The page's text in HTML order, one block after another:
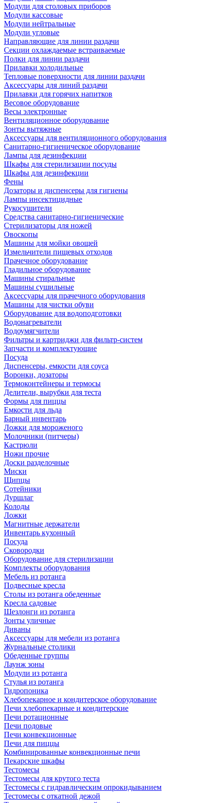
Модули для столовых приборов
Модули кассовые
Модули нейтральные
Модули угловые
Направляющие для линии раздачи
Секции охлаждаемые встраиваемые
Полки для линии раздачи
Прилавки холодильные
Тепловые поверхности для линии раздачи
Аксессуары для линий раздачи
Прилавки для горячих напитков
Весовое оборудование
Весы электронные
Вентиляционное оборудование
Зонты вытяжные
Аксессуары для вентиляционного оборудования
Санитарно-гигиеническое оборудование
Лампы для дезинфекции
Шкафы для стерилизации посуды
Шкафы для дезинфекции
Фены
Дозаторы и диспенсеры для гигиены
Лампы инсектицидные
Рукосушители
Средства санитарно-гигиенические
Стерилизаторы для ножей
Овоскопы
Машины для мойки овощей
Измельчители пищевых отходов
Прачечное оборудование
Гладильное оборудование
Машины стиральные
Машины сушильные
Аксессуары для прачечного оборудования
Машины для чистки обуви
Оборудование для водоподготовки
Водонагреватели
Водоумягчители
Фильтры и картриджи для фильтр-систем
Запчасти и комплектующие
Посуда
Диспенсеры, емкости для соуса
Воронки, дозаторы
Термоконтейнеры и термосы
Делители, вырубки для теста
Формы для пиццы
Емкости для льда
Барный инвентарь
Ложки для мороженого
Молочники (питчеры)
Кастрюли
Ножи прочие
Доски разделочные
Миски
Щипцы
Сотейники
Дуршлаг
Колоды
Ложки
Магнитные держатели
Инвентарь кухонный
Посуда
Сковородки
Оборудование для стерилизации
Комплекты оборудования
Мебель из ротанга
Подвесные кресла
Столы из ротанга обеденные
Кресла садовые
Шезлонги из ротанга
Зонты уличные
Диваны
Аксессуары для мебели из ротанга
Журнальные столики
Обеденные группы
Лаунж зоны
Модули из ротанга
Стулья из ротанга
Гидропоника
Хлебопекарное и кондитерское оборудование
Печи хлебопекарные и кондитерские
Печи ротационные
Печи подовые
Печи конвекционные
Печи для пиццы
Комбинированные конвекционные печи
Пекарские шкафы
Тестомесы
Тестомесы для крутого теста
Тестомесы с гидравлическим опрокидыванием
Тестомесы с откатной дежой